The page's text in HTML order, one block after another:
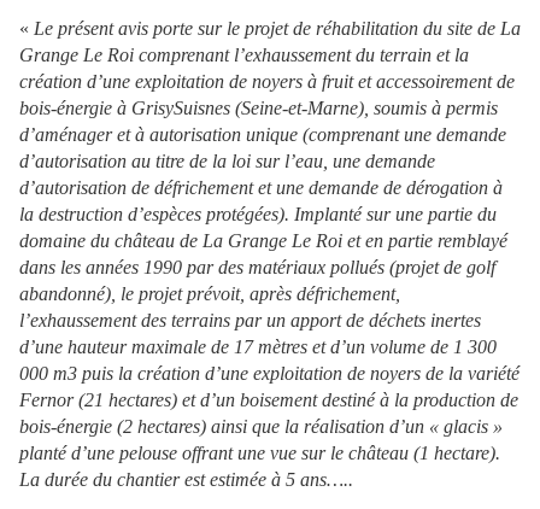
« Le présent avis porte sur le projet de réhabilitation du site de La
Grange Le Roi comprenant l’exhaussement du terrain et la
création d’une exploitation de noyers à fruit et accessoirement de
bois-énergie à GrisySuisnes (Seine-et-Marne), soumis à permis
d’aménager et à autorisation unique (comprenant une demande
d’autorisation au titre de la loi sur l’eau, une demande
d’autorisation de défrichement et une demande de dérogation à
la destruction d’espèces protégées). Implanté sur une partie du
domaine du château de La Grange Le Roi et en partie remblayé
dans les années 1990 par des matériaux pollués (projet de golf
abandonné), le projet prévoit, après défrichement,
l’exhaussement des terrains par un apport de déchets inertes
d’une hauteur maximale de 17 mètres et d’un volume de 1 300
000 m3 puis la création d’une exploitation de noyers de la variété
Fernor (21 hectares) et d’un boisement destiné à la production de
bois-énergie (2 hectares) ainsi que la réalisation d’un « glacis »
planté d’une pelouse offrant une vue sur le château (1 hectare).
La durée du chantier est estimée à 5 ans…..